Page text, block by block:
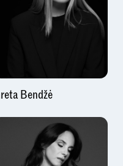
Bendžė